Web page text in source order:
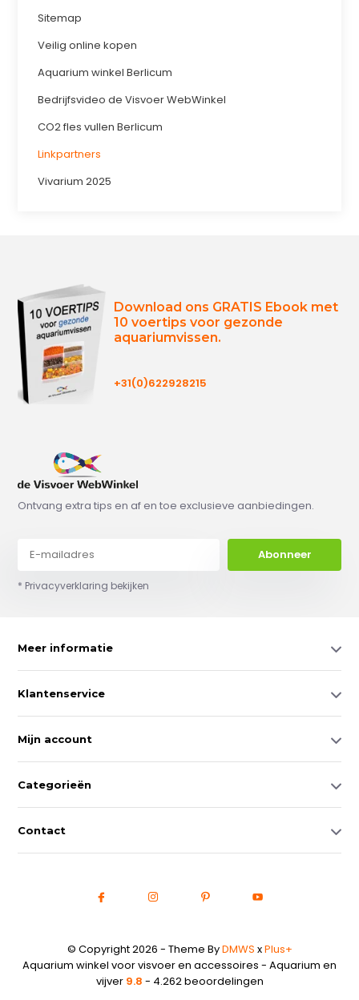
Sitemap
Veilig online kopen
Aquarium winkel Berlicum
Bedrijfsvideo de Visvoer WebWinkel
CO2 fles vullen Berlicum
Linkpartners
Vivarium 2025
Download ons GRATIS Ebook met
10 voertips voor gezonde
aquariumvissen.
+31(0)622928215
Ontvang extra tips en af en toe exclusieve aanbiedingen.
Abonneer
* Privacyverklaring bekijken
Meer informatie
Klantenservice
Mijn account
Categorieën
Contact
© Copyright 2026 - Theme ByDMWS xPlus+
Aquarium winkel voor visvoer en accessoires - Aquarium en
vijver 9.8 - 4.262 beoordelingen